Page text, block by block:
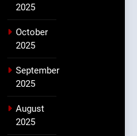
2025
October
2025
September
2025
August
2025